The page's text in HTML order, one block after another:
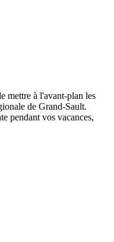
mettre à l'avant-plan les
de Grand-Sault.
pendant vos vacances,